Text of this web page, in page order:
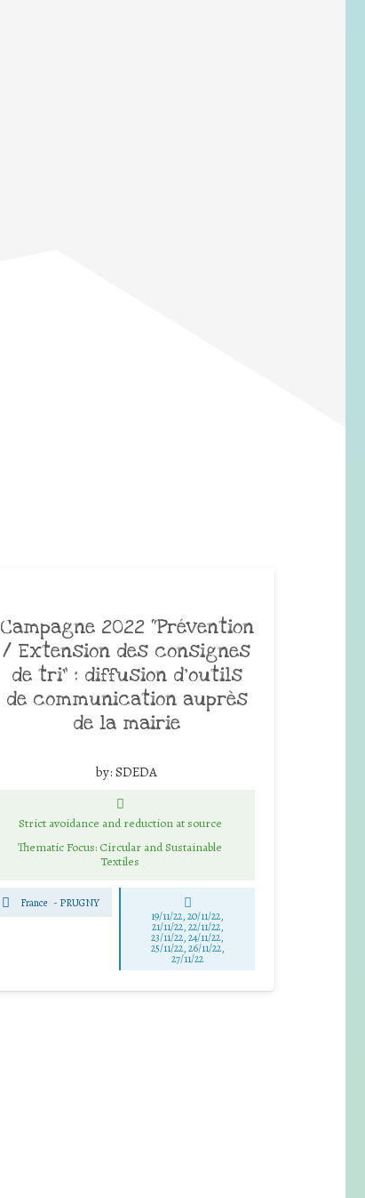
Campagne 2022 “Prévention
/ Extension des consignes
de tri” : diffusion d’outils
de communication auprès
de la mairie
by: SDEDA
Strict avoidance and reduction at source
Thematic Focus: Circular and Sustainable
Textiles
France - PRUGNY
19/11/22, 20/11/22,
21/11/22, 22/11/22,
23/11/22, 24/11/22,
25/11/22, 26/11/22,
27/11/22